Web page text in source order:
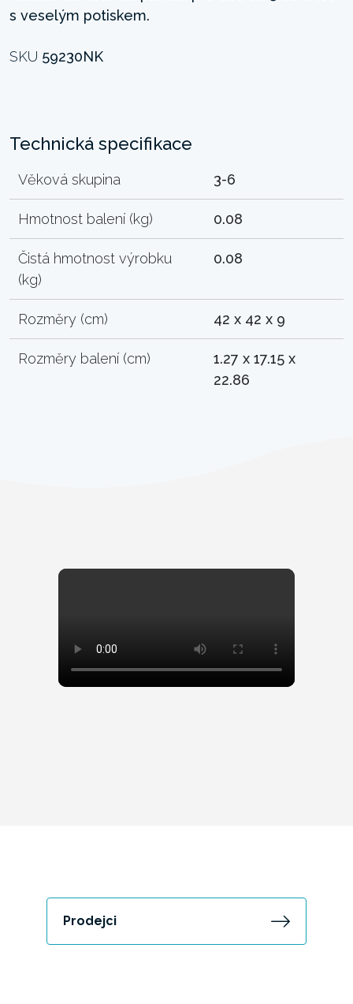
s veselým potiskem.
SKU 59230NK
Technická specifikace
Věková skupina 3-6
Hmotnost balení (kg) 0.08
Čistá hmotnost výrobku
(kg)
0.08
Rozměry (cm) 42 x 42 x 9
Rozměry balení (cm)
1.27 x 17.15 x
22.86
Prodejci